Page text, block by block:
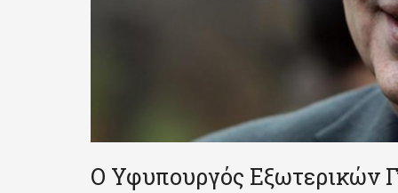
Ο Υφυπουργός Εξωτερικών